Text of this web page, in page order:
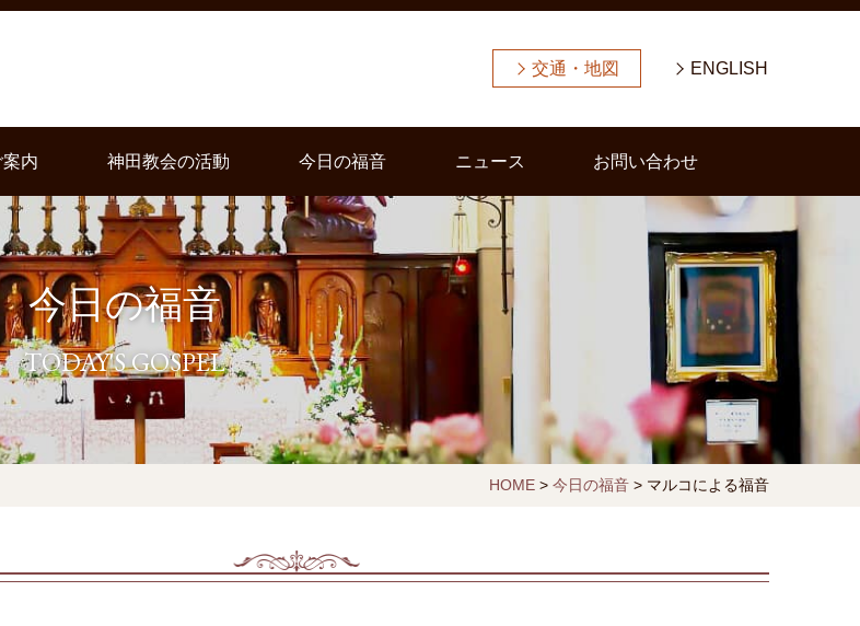
交通・地図 ENGLISH
内 神田教会の活動 今日の福音 ニュース お問い合わせ
今日の福音
TODAY'S GOSPEL
HOME> 今日の福音> マルコによる福音